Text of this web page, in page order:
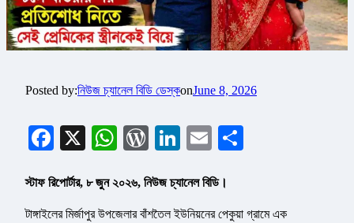
Posted by:নিউজ চ্যানেল বিডি ডেস্কonJune 8, 2026
Facebook
X WhatsApp
WordPress
LinkedIn
Email
স্টাফ রিপোর্টার, ৮ জুন ২০২৬, নিউজ চ্যানেল বিডি।
টাঙ্গাইলের মির্জাপুর উপজেলার বাঁশতৈল ইউনিয়নের পেকুয়া গ্রামে এক